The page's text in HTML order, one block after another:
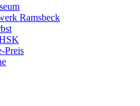
Ramsbeck
Preis